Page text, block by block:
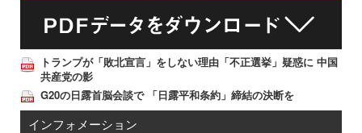
トランプが「敗北宣言」をしない理由「不正選挙」疑惑に 中国
共産党の影
G20の日露首脳会談で 「日露平和条約」締結の決断を
インフォメーション